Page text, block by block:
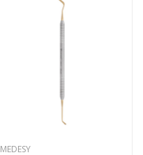
MEDESY